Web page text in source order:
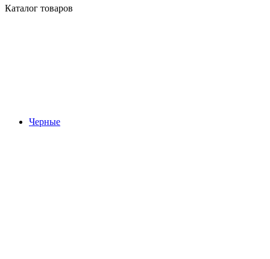
Каталог товаров
Черные